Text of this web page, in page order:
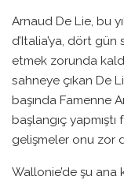
Arnaud De Lie, bu
d’Italia’ya, dört
etmek zorunda
sahneye çıkan De
başında Famenne
başlangıç
gelişmeler onu zor
Wallonie’de şu ana